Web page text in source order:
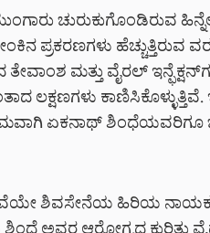
ಚುರುಕುಗೊಂಡಿರುವ
ಪ್ರಕರಣಗಳು ಹೆಚ್ಚುತ್ತಿರುವ
ಮತ್ತು ವೈರಲ್
ಲಕ್ಷಣಗಳು
ಏಕನಾಥ್ ಶಿಂಧೆಯವರಿಗೂ
ಶಿವಸೇನೆಯ ಹಿರಿಯ ನಾಯಕರು,